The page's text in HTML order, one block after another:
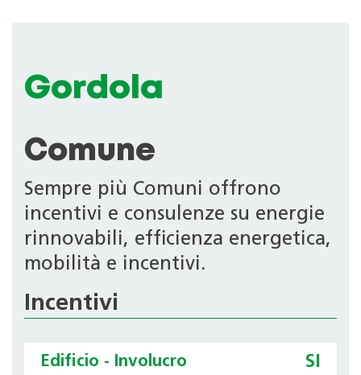
Gordola
Comune
Sempre più Comuni offrono
incentivi e consulenze su energie
rinnovabili, efficienza energetica,
mobilità e incentivi.
Incentivi
Edificio - Involucro SI